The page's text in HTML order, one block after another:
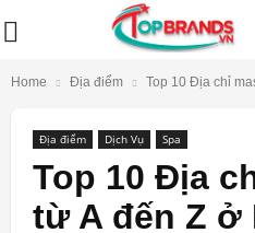
Home Địa điểm Top 10 Địa chỉ
Địa điểm Dịch Vụ Spa
Top 10 Địa
từ A đến Z ở